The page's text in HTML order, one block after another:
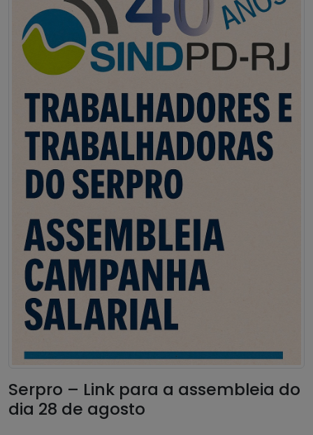
Serpro – Link para a assembleia do
dia 28 de agosto